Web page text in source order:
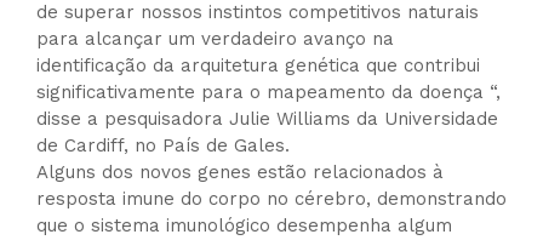
de superar nossos instintos competitivos naturais
para alcançar um verdadeiro avanço na
identificação da arquitetura genética que contribui
significativamente para o mapeamento da doença “,
disse a pesquisadora Julie Williams da Universidade
de Cardiff, no País de Gales.
Alguns dos novos genes estão relacionados à
resposta imune do corpo no cérebro, demonstrando
que o sistema imunológico desempenha algum